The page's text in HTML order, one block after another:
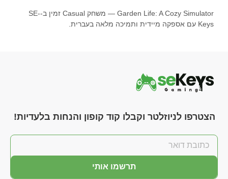
Garden Life: A Cozy Simulator — משחק Casual זמין ב-SE-
Keys עם אספקה מיידית ותמיכה מלאה בעברית.
הצטרפו לניוזלטר וקבלו קוד קופון והנחות בלעדיות!
תרשמו אותי